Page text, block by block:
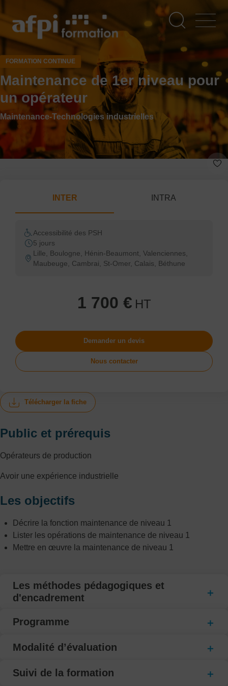
contenu
principal
FORMATION CONTINUE
Maintenance de 1er niveau pour
un opérateur
Maintenance-Technologies industrielles
Télécharger la fiche
Public et prérequis
Opérateurs de production
Avoir une expérience industrielle
Les objectifs
Décrire la fonction maintenance de niveau 1
Lister les opérations de maintenance de niveau 1
Mettre en œuvre la maintenance de niveau 1
Les méthodes pédagogiques et
d'encadrement
Programme
Modalité d’évaluation
Suivi de la formation
INTER INTRA
Accessibilité des PSH
5 jours
Lille, Boulogne, Hénin-Beaumont, Valenciennes,
Maubeuge, Cambrai, St-Omer, Calais, Béthune
1 700 € HT
Demander un devis
Nous contacter